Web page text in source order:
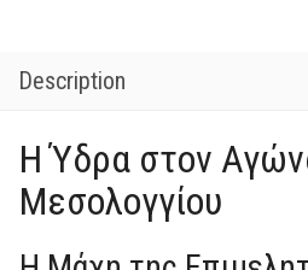
Description
Η Ύδρα στον
Μεσολογγίου